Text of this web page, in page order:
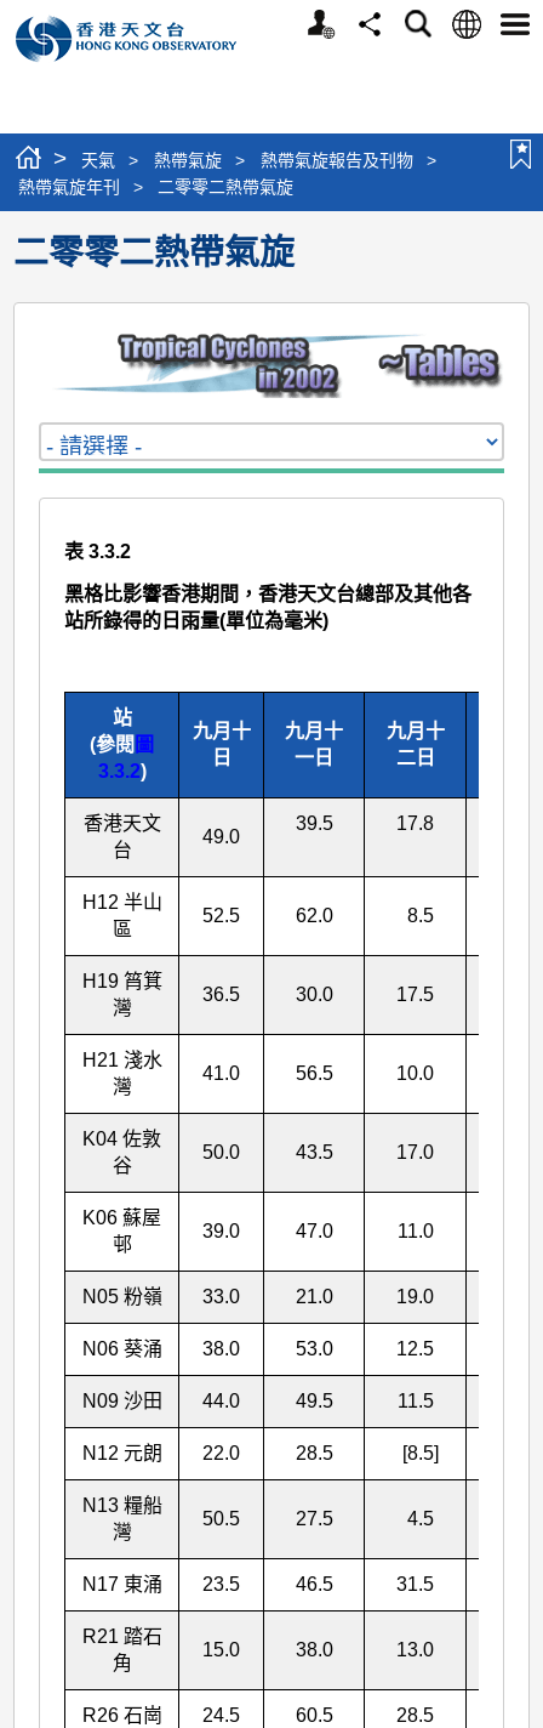
個
分
搜
語
選
> 天氣 > 熱帶氣旋 > 熱帶氣旋報告及刊物
>
熱帶氣旋年刊
> 二零零二熱帶氣旋
二零零二熱帶氣旋
表 3.3.2
黑格比影響香港期間，香港天文台總部及其他各
站所錄得的日雨量(單位為毫米)
站
(參閱 圖
3.3.2)
九月十
日
九月十
一日
九月十
二日
香港天文
台
49.0
39.5 17.8
H12 半山
區
52.5 62.0 8.5
H19 筲箕
灣
36.5 30.0 17.5
H21 淺水
灣
41.0 56.5 10.0
K04 佐敦
谷
50.0 43.5 17.0
K06 蘇屋
邨
39.0 47.0 11.0
N05 粉嶺 33.0 21.0 19.0
N06 葵涌 38.0 53.0 12.5
N09 沙田 44.0 49.5 11.5
N12 元朗 22.0 28.5 [8.5]
N13 糧船
灣
50.5 27.5 4.5
N17 東涌 23.5 46.5 31.5
R21 踏石
角
15.0 38.0 13.0
R26 石崗 24.5 60.5 28.5